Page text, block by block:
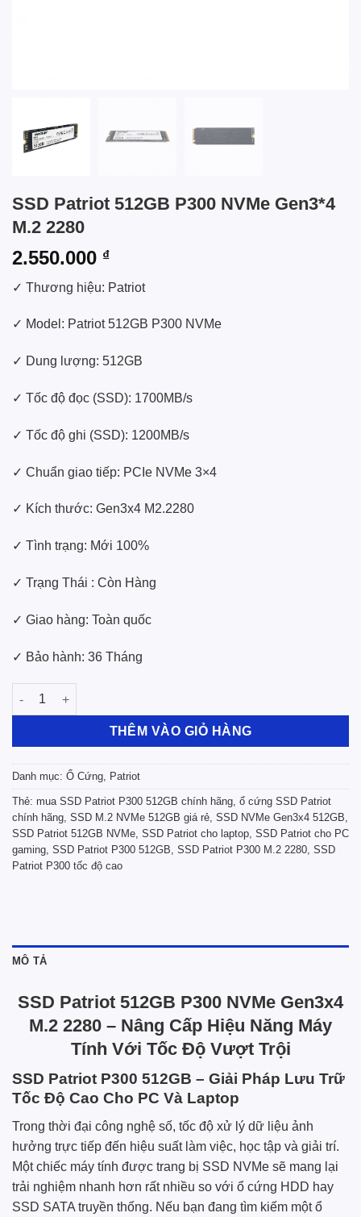
SSD Patriot 512GB P300 NVMe Gen3*4
M.2 2280
2.550.000 ₫
✓ Thương hiệu: Patriot
✓ Model: Patriot 512GB P300 NVMe
✓ Dung lượng: 512GB
✓ Tốc độ đọc (SSD): 1700MB/s
✓ Tốc độ ghi (SSD): 1200MB/s
✓ Chuẩn giao tiếp: PCIe NVMe 3×4
✓ Kích thước: Gen3x4 M2.2280
✓ Tình trạng: Mới 100%
✓ Trạng Thái : Còn Hàng
✓ Giao hàng: Toàn quốc
✓ Bảo hành: 36 Tháng
SSD Patriot 512GB P300 NVMe Gen3*4 M.2 2280 số lượng
THÊM VÀO GIỎ HÀNG
Danh mục: Ổ Cứng, Patriot
Thẻ: mua SSD Patriot P300 512GB chính hãng, ổ cứng SSD Patriot
chính hãng, SSD M.2 NVMe 512GB giá rẻ, SSD NVMe Gen3x4 512GB,
SSD Patriot 512GB NVMe, SSD Patriot cho laptop, SSD Patriot cho PC
gaming, SSD Patriot P300 512GB, SSD Patriot P300 M.2 2280, SSD
Patriot P300 tốc độ cao
MÔ TẢ
SSD Patriot 512GB P300 NVMe Gen3x4
M.2 2280 – Nâng Cấp Hiệu Năng Máy
Tính Với Tốc Độ Vượt Trội
SSD Patriot P300 512GB – Giải Pháp Lưu Trữ
Tốc Độ Cao Cho PC Và Laptop
Trong thời đại công nghệ số, tốc độ xử lý dữ liệu ảnh
hưởng trực tiếp đến hiệu suất làm việc, học tập và giải trí.
Một chiếc máy tính được trang bị SSD NVMe sẽ mang lại
trải nghiệm nhanh hơn rất nhiều so với ổ cứng HDD hay
SSD SATA truyền thống. Nếu bạn đang tìm kiếm một ổ